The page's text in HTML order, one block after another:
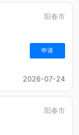
阳春市
申请
2026-07-24
阳春市